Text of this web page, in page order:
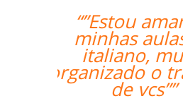
“”The class
went well.
his stuff and
helpful. He
quickly